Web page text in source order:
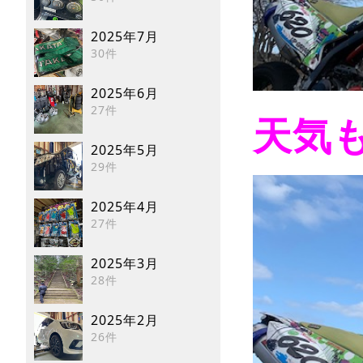
2025年7月
30件
2025年6月
27件
2025年5月
29件
2025年4月
27件
2025年3月
28件
2025年2月
26件
天気